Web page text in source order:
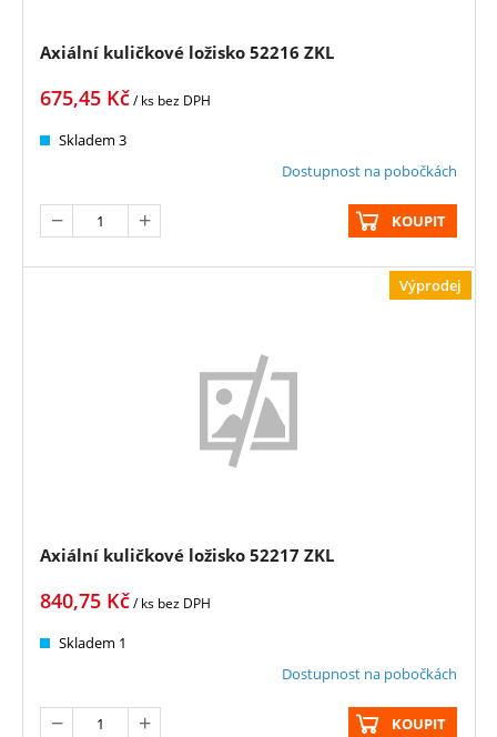
Axiální kuličkové ložisko 52216 ZKL
675,45 Kč/ ks bez DPH
Skladem 3
Dostupnost na pobočkách
KOUPIT
Výprodej
Axiální kuličkové ložisko 52217 ZKL
840,75 Kč/ ks bez DPH
Skladem 1
Dostupnost na pobočkách
KOUPIT